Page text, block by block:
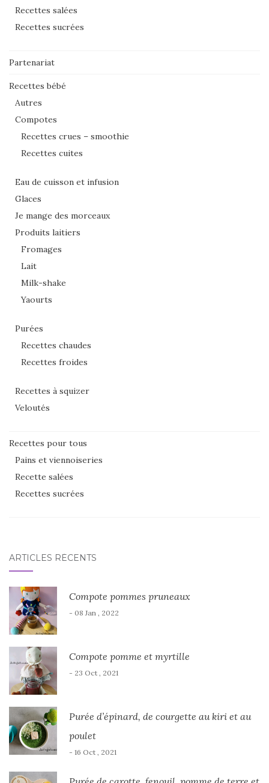
Recettes salées
Recettes sucrées
Partenariat
Recettes bébé
Autres
Compotes
Recettes crues – smoothie
Recettes cuites
Eau de cuisson et infusion
Glaces
Je mange des morceaux
Produits laitiers
Fromages
Lait
Milk-shake
Yaourts
Purées
Recettes chaudes
Recettes froides
Recettes à squizer
Veloutés
Recettes pour tous
Pains et viennoiseries
Recette salées
Recettes sucrées
ARTICLES RÉCENTS
Compote pommes pruneaux
- 08 Jan , 2022
Compote pomme et myrtille
- 23 Oct , 2021
Purée d’épinard, de courgette au kiri et au
poulet
- 16 Oct , 2021